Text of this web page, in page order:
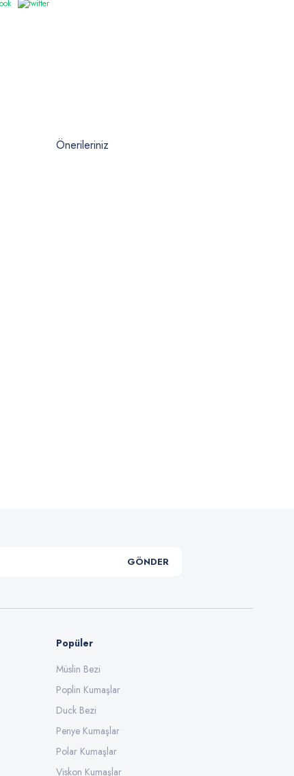
Önerileriniz
GÖNDER
Popüler
Müslin Bezi
Poplin Kumaşlar
Duck Bezi
Penye Kumaşlar
Polar Kumaşlar
Viskon Kumaşlar